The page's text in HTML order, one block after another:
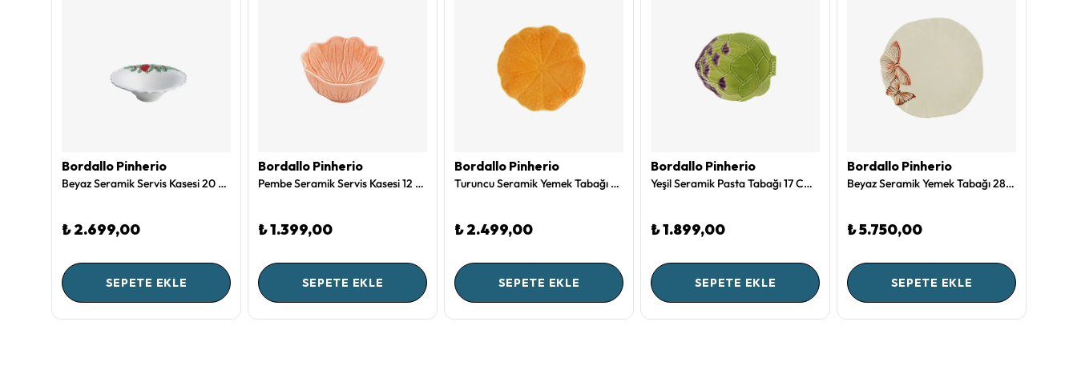
Bordallo Pinherio
Beyaz Seramik Servis Kasesi 20 Cm Garland Collection by Bordallo Pinheiro
₺ 2.699,00
SEPETE EKLE
Bordallo Pinherio
Pembe Seramik Servis Kasesi 12 Cm Flora Collection by Bordallo Pinheiro
₺ 1.399,00
SEPETE EKLE
Bordallo Pinherio
Turuncu Seramik Yemek Tabağı 27,5 Cm Pumpkin Collection by Bordallo Pinheiro
₺ 2.499,00
SEPETE EKLE
Bordallo Pinherio
Yeşil Seramik Pasta Tabağı 17 Cm Artichoke Collection by Bordallo Pinheiro
₺ 1.899,00
SEPETE EKLE
Bordallo Pinherio
Beyaz Seramik Yemek Tabağı 28 Cm Cloudy Butterflies Collection by Bordallo Pinheiro
₺ 5.750,00
SEPETE EKLE